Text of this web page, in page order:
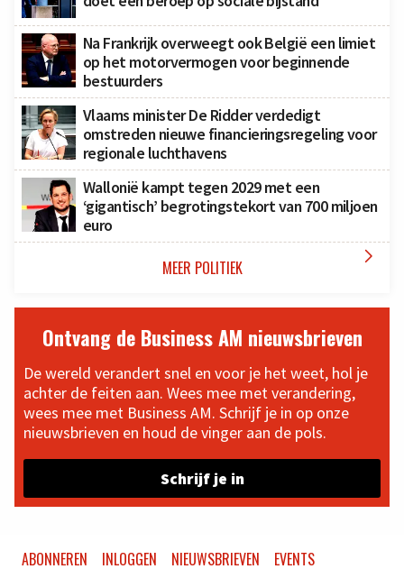
Na Frankrijk overweegt ook België een limiet
op het motorvermogen voor beginnende
bestuurders
Vlaams minister De Ridder verdedigt
omstreden nieuwe financieringsregeling voor
regionale luchthavens
Wallonië kampt tegen 2029 met een
‘gigantisch’ begrotingstekort van 700 miljoen
euro
MEER POLITIEK 
Ontvang de Business AM nieuwsbrieven
De wereld verandert snel en voor je het weet, hol je
achter de feiten aan. Wees mee met verandering,
wees mee met Business AM. Schrijf je in op onze
nieuwsbrieven en houd de vinger aan de pols.
Schrijf je in
ABONNEREN INLOGGEN NIEUWSBRIEVEN
EVENTS